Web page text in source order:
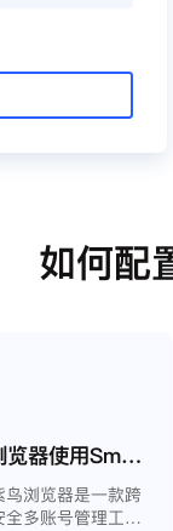
如何配
紫鸟指纹浏览器使用Smartproxy教程
浏览器是一款跨
多账号管理工